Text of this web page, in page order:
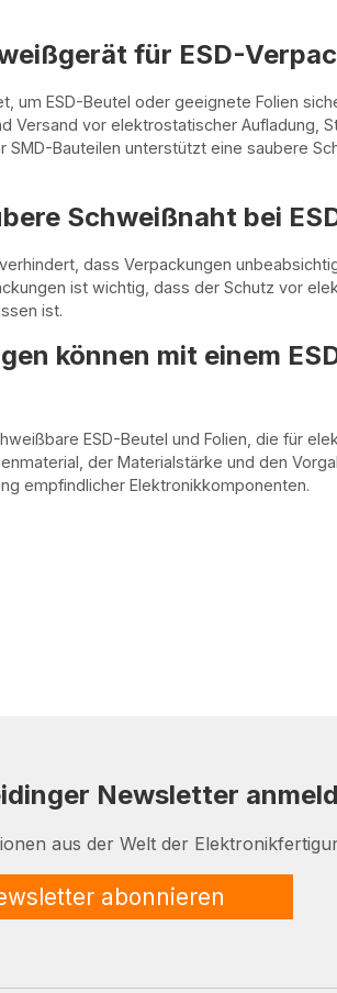
für ESD-
um ESD-Beutel oder geeignete Folien
Versand vor elektrostatischer Aufladung,
Bauteilen unterstützt eine saubere
Schweißnaht bei
dass Verpackungen
ist wichtig, dass der Schutz vor
ist.
können mit einem
ESD-Beutel und Folien, die für
der Materialstärke und den
empfindlicher Elektronikkomponenten.
Newsletter
aus der Welt der
abonnieren